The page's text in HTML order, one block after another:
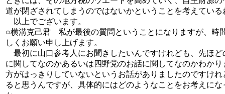
道が閉ざされてしまうのではないかということを考えてい
以上でございます。
○横溝克己君 私が最後の質問ということになりますが、時
しくお願い申し上げます。
最初に山口参考人にお聞きしたいんですけれども、先ほ
に関してなのかあるいは四野党のお話に関してなのかわか
方がはっきりしていないというお話がありましたのですけ
ると思うんですが、具体的にはどのようなことをお考えに